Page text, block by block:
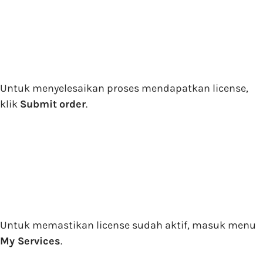
Untuk menyelesaikan proses mendapatkan license,
klik Submitorder.
Untuk memastikan license sudah aktif, masuk menu
My Services.